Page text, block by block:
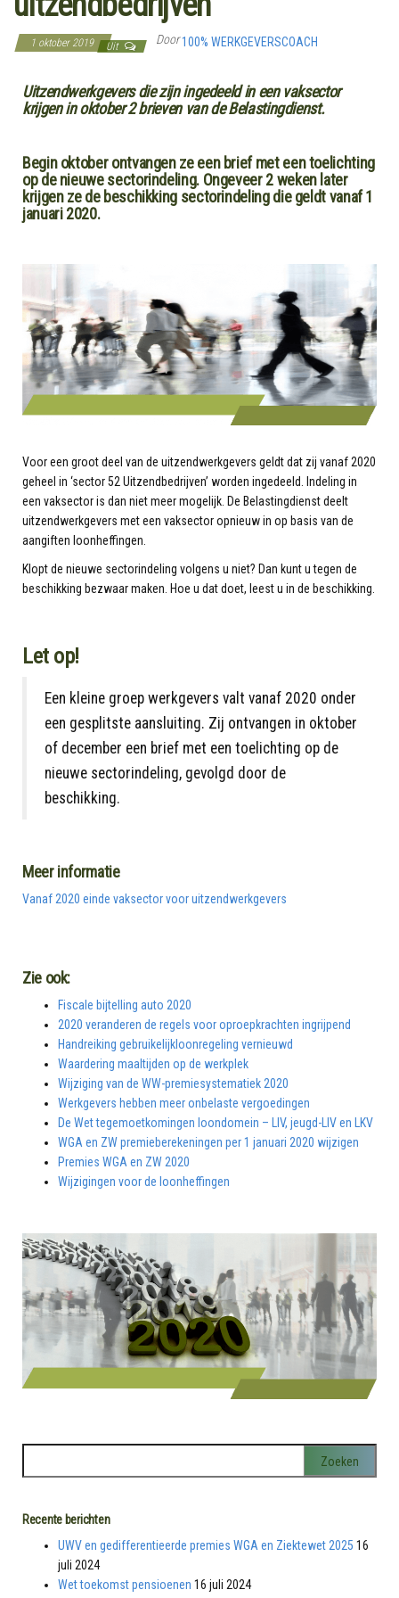
1 oktober 2019 Uit Door100% WERKGEVERSCOACH
Uitzendwerkgevers die zijn ingedeeld in een vaksector
krijgen in oktober 2 brieven van de Belastingdienst.
Begin oktober ontvangen ze een brief met een toelichting
op de nieuwe sectorindeling. Ongeveer 2 weken later
krijgen ze de beschikking sectorindeling die geldt vanaf 1
januari 2020.
Voor een groot deel van de uitzendwerkgevers geldt dat zij vanaf 2020
geheel in ‘sector 52 Uitzendbedrijven’ worden ingedeeld. Indeling in
een vaksector is dan niet meer mogelijk. De Belastingdienst deelt
uitzendwerkgevers met een vaksector opnieuw in op basis van de
aangiften loonheffingen.
Klopt de nieuwe sectorindeling volgens u niet? Dan kunt u tegen de
beschikking bezwaar maken. Hoe u dat doet, leest u in de beschikking.
Let op!
Een kleine groep werkgevers valt vanaf 2020 onder
een gesplitste aansluiting. Zij ontvangen in oktober
of december een brief met een toelichting op de
nieuwe sectorindeling, gevolgd door de
beschikking.
Meer informatie
Vanaf 2020 einde vaksector voor uitzendwerkgevers
Zie ook:
Fiscale bijtelling auto 2020
2020 veranderen de regels voor oproepkrachten ingrijpend
Handreiking gebruikelijkloonregeling vernieuwd
Waardering maaltijden op de werkplek
Wijziging van de WW-premiesystematiek 2020
Werkgevers hebben meer onbelaste vergoedingen
De Wet tegemoetkomingen loondomein – LIV, jeugd-LIV en LKV
WGA en ZW premieberekeningen per 1 januari 2020 wijzigen
Premies WGA en ZW 2020
Wijzigingen voor de loonheffingen
Recente berichten
UWV en gedifferentieerde premies WGA en Ziektewet 2025 16
juli 2024
Wet toekomst pensioenen 16 juli 2024